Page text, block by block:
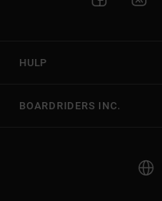
HULP
BOARDRIDERS INC.